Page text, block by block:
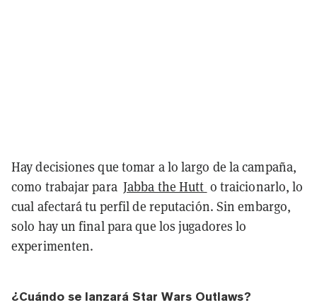
Hay decisiones que tomar a lo largo de la campaña,
como trabajar paraJabba the Hutt o traicionarlo, lo
cual afectará tu perfil de reputación. Sin embargo,
solo hay un final para que los jugadores lo
experimenten.
¿Cuándo se lanzará Star Wars Outlaws?